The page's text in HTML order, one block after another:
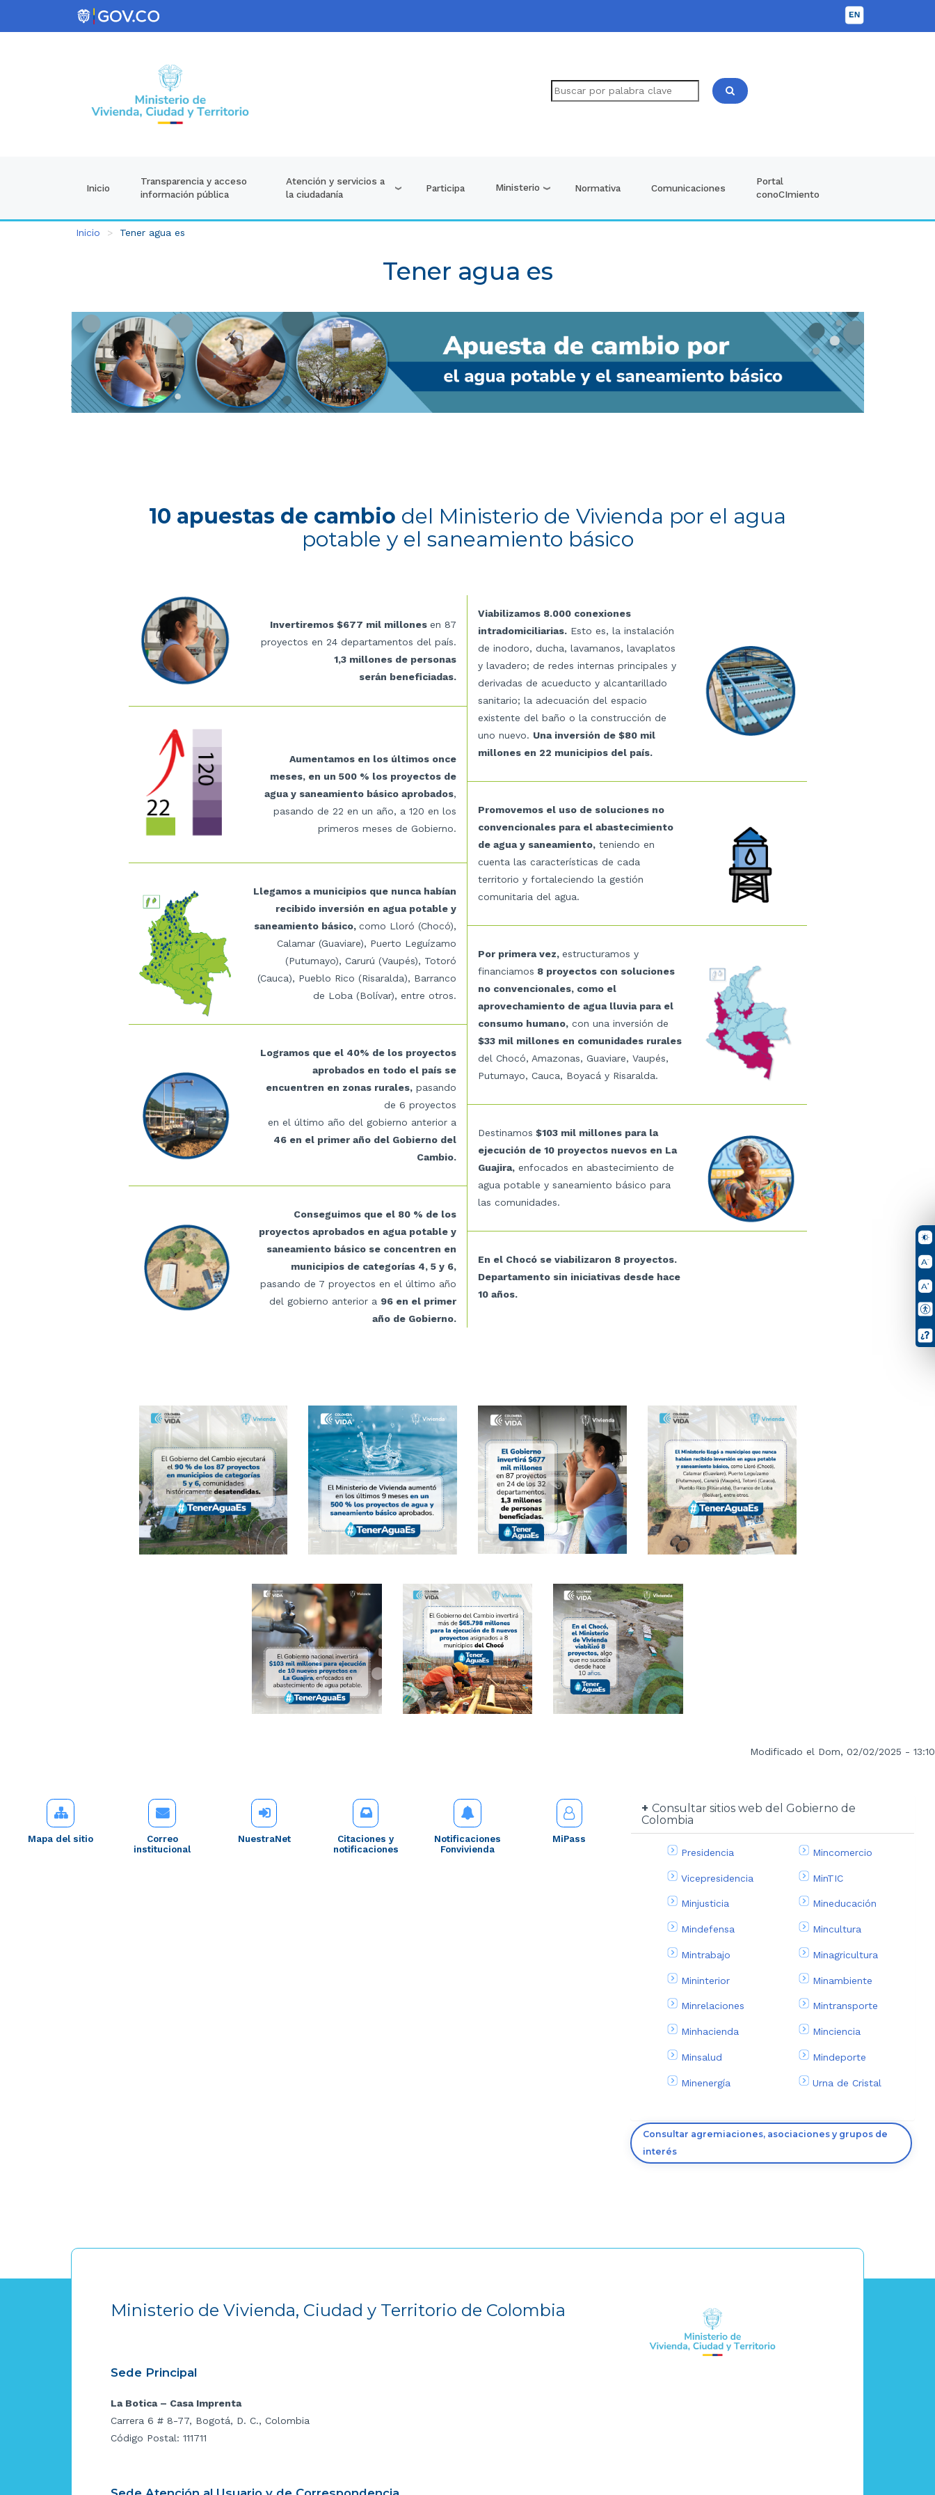
Inicio
Transparencia y acceso
información pública
Atención y servicios a
la ciudadanía
Participa Ministerio Normativa Comunicaciones
Portal
conoCImiento
Inicio Tener agua es
Tener agua es
10 apuestas de cambio del Ministerio de Vivienda por el agua
potable y el saneamiento básico
Invertiremos $677 mil millones en 87
proyectos en 24 departamentos del país.
1,3 millones de personas
serán beneficiadas.
Aumentamos en los últimos once
meses, en un 500 % los proyectos de
agua y saneamiento básico aprobados,
pasando de 22 en un año, a 120 en los
primeros meses de Gobierno.
Llegamos a municipios que nunca habían
recibido inversión en agua potable y
saneamiento básico, como Lloró (Chocó),
Calamar (Guaviare), Puerto Leguízamo
(Putumayo), Carurú (Vaupés), Totoró
(Cauca), Pueblo Rico (Risaralda), Barranco
de Loba (Bolívar), entre otros.
Logramos que el 40% de los proyectos
aprobados en todo el país se
encuentren en zonas rurales,pasando
de 6 proyectos
en el último año del gobierno anterior a
46 en el primer año del Gobierno del
Cambio.
Conseguimos que el 80 % de los
proyectos aprobados en agua potable y
saneamiento básico se concentren en
municipios de categorías 4, 5 y 6,
pasando de 7 proyectos en el último año
del gobierno anterior a 96 en el primer
año de Gobierno.
Viabilizamos 8.000 conexiones
intradomiciliarias. Esto es, la instalación
de inodoro, ducha, lavamanos, lavaplatos
y lavadero; de redes internas principales y
derivadas de acueducto y alcantarillado
sanitario; la adecuación del espacio
existente del baño o la construcción de
uno nuevo. Una inversión de $80 mil
millones en 22 municipios del país.
Promovemos el uso de soluciones no
convencionales para el abastecimiento
de agua y saneamiento, teniendo en
cuenta las características de cada
territorio y fortaleciendo la gestión
comunitaria del agua.
Por primera vez, estructuramos y
financiamos 8 proyectos con soluciones
no convencionales, como el
aprovechamiento de agua lluvia para el
consumo humano, con una inversión de
$33 mil millones en comunidades rurales
del Chocó, Amazonas, Guaviare, Vaupés,
Putumayo, Cauca, Boyacá y Risaralda.
Destinamos $103 mil millones para la
ejecución de 10 proyectos nuevos en La
Guajira, enfocados en abastecimiento de
agua potable y saneamiento básico para
las comunidades.
En el Chocó se viabilizaron 8 proyectos.
Departamento sin iniciativas desde hace
10 años.
Modificado el Dom, 02/02/2025 - 13:10
Mapa del sitio
Correo
institucional
NuestraNet
Citaciones y
notificaciones
Notificaciones
Fonvivienda
MiPass
Consultar sitios web del Gobierno de
Colombia
Presidencia
Vicepresidencia
Minjusticia
Mindefensa
Mintrabajo
Mininterior
Minrelaciones
Minhacienda
Minsalud
Minenergía
Mincomercio
MinTIC
Mineducación
Mincultura
Minagricultura
Minambiente
Mintransporte
Minciencia
Mindeporte
Urna de Cristal
Consultar agremiaciones, asociaciones y grupos de
interés
Ministerio de Vivienda, Ciudad y Territorio de Colombia
Sede Principal
La Botica – Casa Imprenta
Carrera 6 # 8-77, Bogotá, D. C., Colombia
Código Postal: 111711